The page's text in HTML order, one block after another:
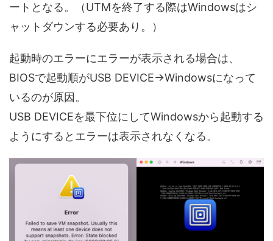
ートとなる。（UTMを終了する際はWindowsはシ
ャットダウンする必要あり。）
起動時のエラーにエラーが表示される場合は、
BIOSで起動順がUSB DEVICE→Windowsになって
いるのが原因。
USB DEVICEを最下位にしてWindowsから起動する
ようにするとエラーは表示されなくなる。